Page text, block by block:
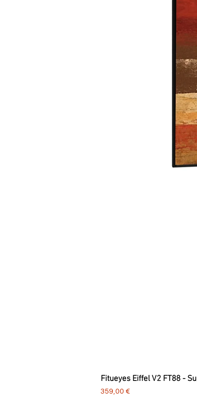
Fitueyes Eiffel V2 FT88 -
Preço
359,00 €